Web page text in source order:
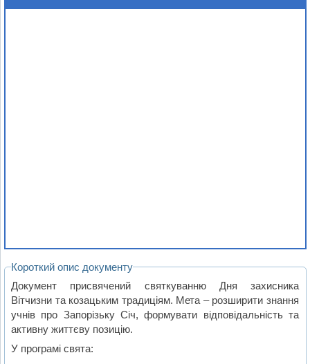
Короткий опис документу
Документ присвячений святкуванню Дня захисника
Вітчизни та козацьким традиціям. Мета – розширити знання
учнів про Запорізьку Січ, формувати відповідальність та
активну життєву позицію.
У програмі свята: